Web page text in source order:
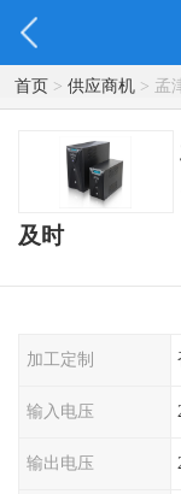
首页> 供应商机> 孟
池 售后响应迅速及时
及时
加工定制
输入电压
输出电压